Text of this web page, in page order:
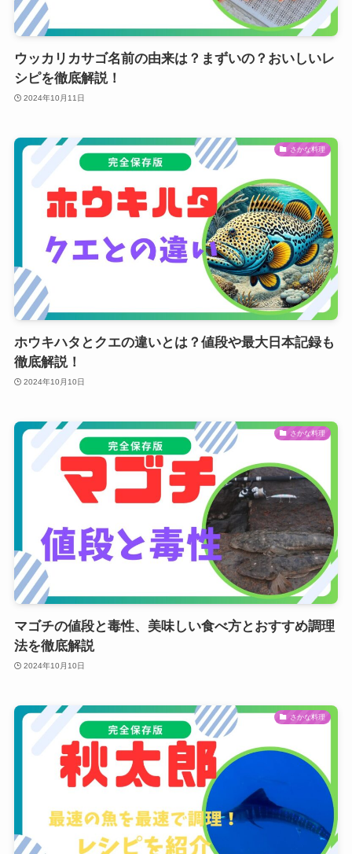
ウッカリカサゴ名前の由来は？まずいの？おいしいレ
シピを徹底解説！
2024年10月11日
さかな料理
ホウキハタとクエの違いとは？値段や最大日本記録も
徹底解説！
2024年10月10日
さかな料理
マゴチの値段と毒性、美味しい食べ方とおすすめ調理
法を徹底解説
2024年10月10日
さかな料理